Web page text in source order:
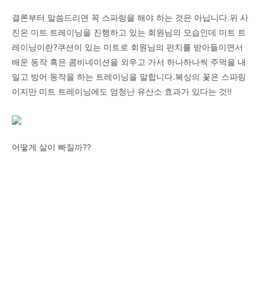
결론부터 말씀드리면 꼭 스파링을 해야 하는 것은 아닙니다.위 사
진은 미트 트레이닝을 진행하고 있는 회원님의 모습인데 미트 트
레이닝이란?쿠션이 있는 미트로 회원님의 펀치를 받아들이면서
배운 동작 혹은 콤비네이션을 외우고 가서 하나하나씩 주먹을 내
밀고 방어 동작을 하는 트레이닝을 말합니다.복싱의 꽃은 스파링
이지만 미트 트레이닝에도 엄청난 유산소 효과가 있다는 것!!
어떻게 살이 빠질까??